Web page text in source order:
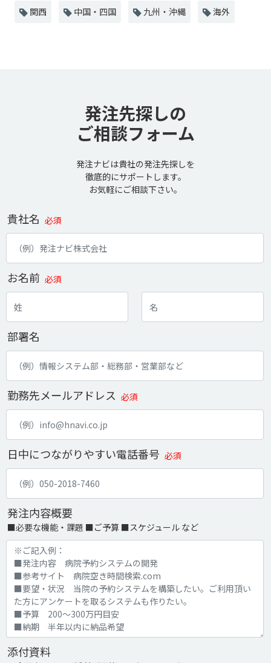
関西 中国・四国 九州・沖縄 海外
発注先探しの
ご相談フォーム
発注ナビは貴社の発注先探しを
徹底的にサポートします。
お気軽にご相談下さい。
貴社名 必須
お名前 必須
部署名
勤務先メールアドレス 必須
日中につながりやすい電話番号 必須
発注内容概要
■必要な機能・課題 ■ご予算 ■スケジュール など
添付資料